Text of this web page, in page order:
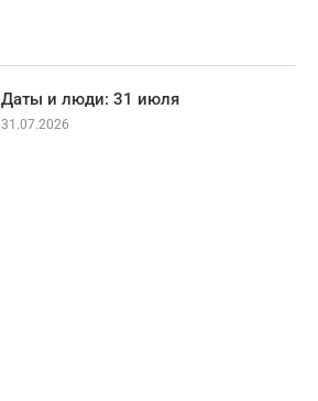
Даты и люди: 31 июля
31.07.2026